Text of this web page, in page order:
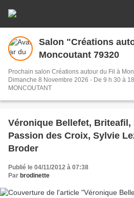
Salon "Créations
Moncoutant 79320
Prochain salon Créations autour du Fil à
Dimanche 8 Novembre 2026 - De 9 h 30 à 18 h - Salles des Sports - 79320
MONCOUTANT
Véronique Bellefet,
Passion des Croix, Sylvie
Broder
Publié le 04/11/2012 à 07:38
Par brodinette